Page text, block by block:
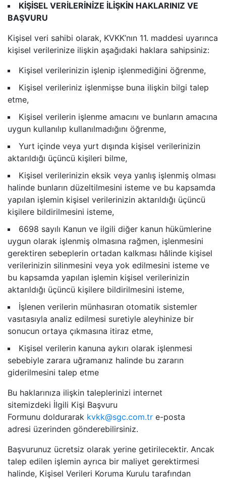
KİŞİSEL VERİLERİNİZE İLİŞKİN HAKLARINIZ VE
BAŞVURU
Kişisel veri sahibi olarak, KVKK’nın 11. maddesi uyarınca
kişisel verilerinize ilişkin aşağıdaki haklara sahipsiniz:
Kişisel verilerinizin işlenip işlenmediğini öğrenme,
Kişisel verileriniz işlenmişse buna ilişkin bilgi talep
etme,
Kişisel verilerin işlenme amacını ve bunların amacına
uygun kullanılıp kullanılmadığını öğrenme,
Yurt içinde veya yurt dışında kişisel verilerinizin
aktarıldığı üçüncü kişileri bilme,
Kişisel verilerinizin eksik veya yanlış işlenmiş olması
halinde bunların düzeltilmesini isteme ve bu kapsamda
yapılan işlemin kişisel verilerinizin aktarıldığı üçüncü
kişilere bildirilmesini isteme,
6698 sayılı Kanun ve ilgili diğer kanun hükümlerine
uygun olarak işlenmiş olmasına rağmen, işlenmesini
gerektiren sebeplerin ortadan kalkması hâlinde kişisel
verilerinizin silinmesini veya yok edilmesini isteme ve
bu kapsamda yapılan işlemin kişisel verilerinizin
aktarıldığı üçüncü kişilere bildirilmesini isteme,
İşlenen verilerin münhasıran otomatik sistemler
vasıtasıyla analiz edilmesi suretiyle aleyhinize bir
sonucun ortaya çıkmasına itiraz etme,
Kişisel verilerin kanuna aykırı olarak işlenmesi
sebebiyle zarara uğramanız halinde bu zararın
giderilmesini talep etme
Bu haklarınıza ilişkin taleplerinizi internet
sitemizdeki İlgili Kişi Başvuru
Formunu doldurarak kvkk@sgc.com.tr e-posta
adresi üzerinden gönderebilirsiniz.
Başvurunuz ücretsiz olarak yerine getirilecektir. Ancak
talep edilen işlemin ayrıca bir maliyet gerektirmesi
halinde, Kişisel Verileri Koruma Kurulu tarafından